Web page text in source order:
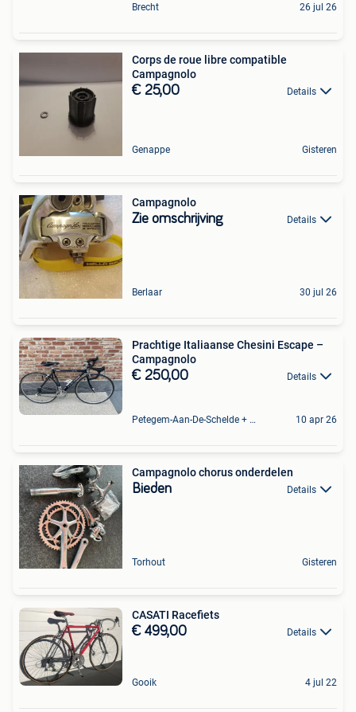
Brecht 26 jul 26
Corps de roue libre compatible
Campagnolo
€ 25,00 Details
Genappe Gisteren
Campagnolo
Zie omschrijving Details
Berlaar 30 jul 26
Prachtige Italiaanse Chesini Escape –
Campagnolo
€ 250,00 Details
Petegem-Aan-De-Schelde + Deel Van Oudenaarde 10 apr 26
Campagnolo chorus onderdelen
Bieden Details
Torhout Gisteren
CASATI Racefiets
€ 499,00 Details
Gooik 4 jul 22